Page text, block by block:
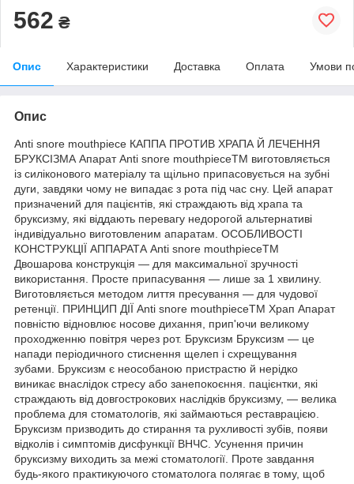
562 ₴
Опис Характеристики Доставка Оплата Умови
Опис
Anti snore mouthpiece КАППА ПРОТИВ ХРАПА Й ЛЕЧЕННЯ
БРУКСІЗМА Апарат Anti snore mouthpieceTM виготовляється
із силіконового матеріалу та щільно припасовується на зубні
дуги, завдяки чому не випадає з рота під час сну. Цей апарат
призначений для пацієнтів, які страждають від храпа та
бруксизму, які віддають перевагу недорогой альтернативі
індивідуально виготовленим апаратам. ОСОБЛИВОСТІ
КОНСТРУКЦІЇ АППАРАТА Anti snore mouthpieceTM
Двошарова конструкція — для максимальної зручності
використання. Просте припасування — лише за 1 хвилину.
Виготовляється методом лиття пресування — для чудової
ретенції. ПРИНЦИП ДІЇ Anti snore mouthpieceTM Храп Апарат
повністю відновлює носове дихання, прип'ючи великому
проходженню повітря через рот. Бруксизм Бруксизм — це
напади періодичного стиснення щелеп і схрещування
зубами. Бруксизм є неособаною пристрастю й нерідко
виникає внаслідок стресу або занепокоєння. пацієнтки, які
страждають від довгострокових наслідків бруксизму, — велика
проблема для стоматологів, які займаються реставрацією.
Бруксизм призводить до стирання та рухливості зубів, появи
відколів і симптомів дисфункції ВНЧС. Усунення причин
бруксизму виходить за межі стоматології. Проте завдання
будь-якого практикуючого стоматолога полягає в тому, щоб